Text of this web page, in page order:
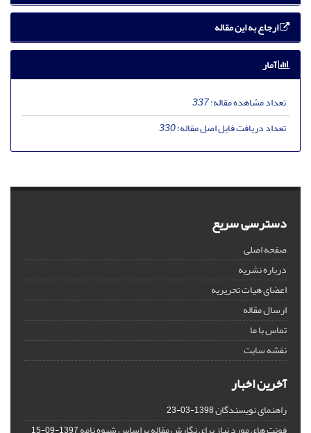
ارجاع به این مقاله
آمار
تعداد مشاهده مقاله:337
تعداد دریافت فایل اصل مقاله:330
دسترسی سریع
صفحه اصلی
درباره نشریه
اعضای هیات تحریریه
ارسال مقاله
تماس با ما
نقشه سایت
آخرین اخبار
راهنمای نویسندگان1398-03-23